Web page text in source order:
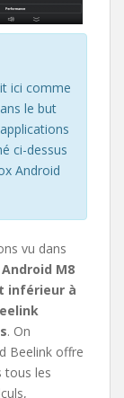
ici comme
le but
ci-dessus
Android
vu dans
M8
inférieur à
. On
Beelink offre
tous les